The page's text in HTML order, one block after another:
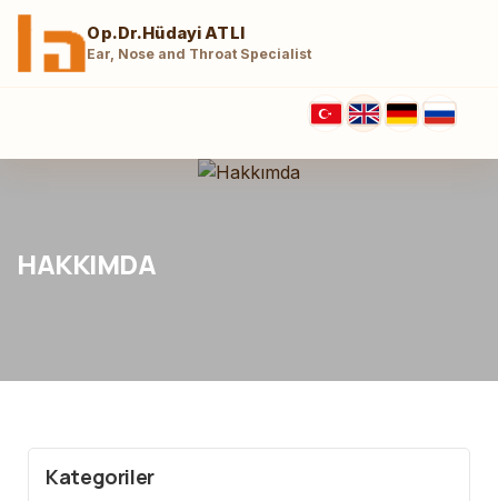
Op.Dr.Hüdayi ATLI
Ear, Nose and Throat Specialist
HAKKIMDA
Kategoriler